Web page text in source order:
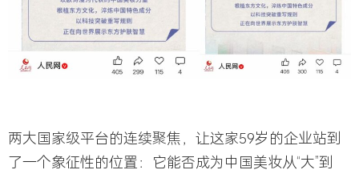
两大国家级平台的连续聚焦，让这家59岁的企业站到
了一个象征性的位置：它能否成为中国美妆从“大”到